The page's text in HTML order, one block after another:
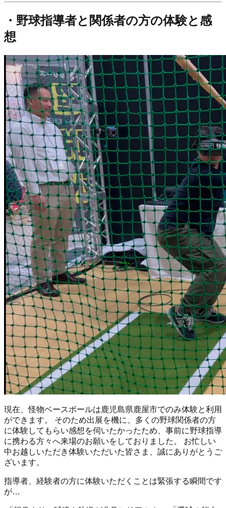
・野球指導者と関係者の方の体験と感
想
現在、怪物ベースボールは鹿児島県鹿屋市でのみ体験と利用
ができます。 そのため出展を機に、多くの野球関係者の方
に体験してもらい感想を伺いたかったため、事前に野球指導
に携わる方々へ来場のお願いをしておりました。 お忙しい
中お越しいただき体験いただいた皆さま、誠にありがとうご
ざいます。
指導者、経験者の方に体験いただくことは緊張する瞬間です
が…